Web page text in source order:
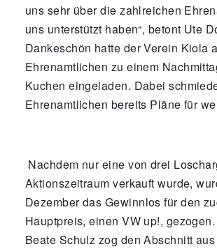
uns sehr über die zahlreichen
uns unterstützt haben“, betont Ute
Dankeschön hatte der Verein Kiola
Ehrenamtlichen zu einem
Kuchen eingeladen. Dabei
Ehrenamtlichen bereits Pläne für
Nachdem nur eine von drei
Aktionszeitraum verkauft wurde,
Dezember das Gewinnlos für den
Hauptpreis, einen VW up!, gezogen.
Beate Schulz zog den Abschnitt